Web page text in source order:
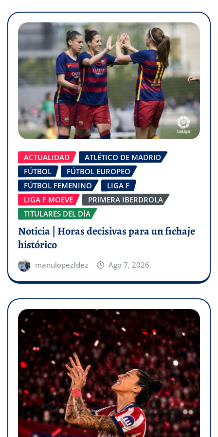
ACTUALIDAD
ATLÉTICO DE MADRID
FÚTBOL
FÚTBOL EUROPEO
FÚTBOL FEMENINO
LIGA F
LIGA F MOEVE
PRIMERA IBERDROLA
TITULARES DEL DÍA
Noticia | Horas decisivas para un fichaje
histórico
manulopezfdez Ago 7, 2026